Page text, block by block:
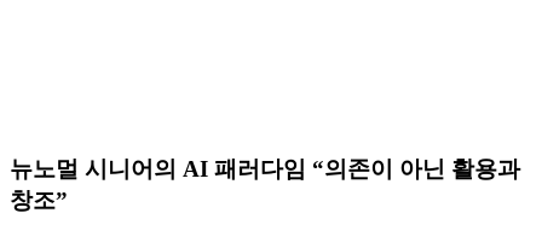
뉴노멀 시니어의 AI 패러다임 “의존이 아닌 활용과
창조”